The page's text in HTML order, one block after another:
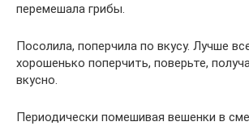
перемешала грибы.
Посолила, поперчила по вкусу. Лучше
хорошенько поперчить, поверьте,
вкусно.
Периодически помешивая вешенки в